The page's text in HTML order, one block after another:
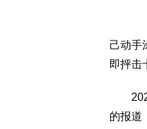
己动手
即抨击
2022
的报道